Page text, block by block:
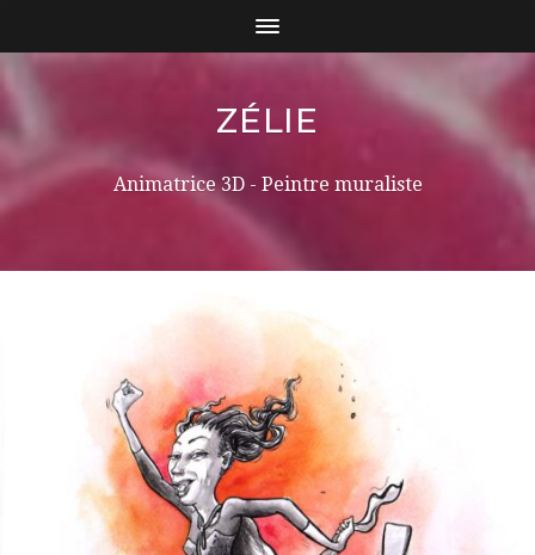
ZÉLIE
Animatrice 3D - Peintre muraliste